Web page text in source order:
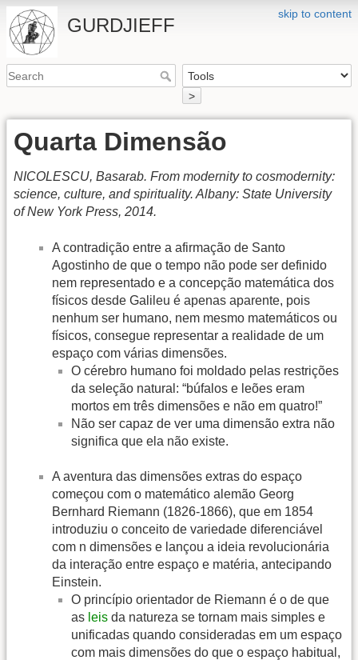
skip to content
GURDJIEFF
>
Quarta Dimensão
NICOLESCU, Basarab. From modernity to cosmodernity:
science, culture, and spirituality. Albany: State University
of New York Press, 2014.
A contradição entre a afirmação de Santo
Agostinho de que o tempo não pode ser definido
nem representado e a concepção matemática dos
físicos desde Galileu é apenas aparente, pois
nenhum ser humano, nem mesmo matemáticos ou
físicos, consegue representar a realidade de um
espaço com várias dimensões.
O cérebro humano foi moldado pelas restrições
da seleção natural: “búfalos e leões eram
mortos em três dimensões e não em quatro!”
Não ser capaz de ver uma dimensão extra não
significa que ela não existe.
A aventura das dimensões extras do espaço
começou com o matemático alemão Georg
Bernhard Riemann (1826-1866), que em 1854
introduziu o conceito de variedade diferenciável
com n dimensões e lançou a ideia revolucionária
da interação entre espaço e matéria, antecipando
Einstein.
O princípio orientador de Riemann é o de que
as leis da natureza se tornam mais simples e
unificadas quando consideradas em um espaço
com mais dimensões do que o espaço habitual,